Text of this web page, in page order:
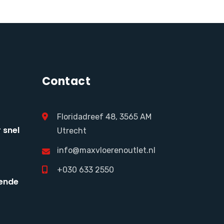
Contact
Floridadreef 48, 3565 AM
Utrecht
info@maxvloerenoutlet.nl
+030 633 2550